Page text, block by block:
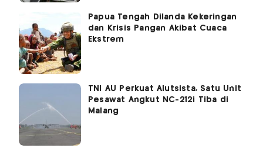
Papua Tengah Dilanda Kekeringan
dan Krisis Pangan Akibat Cuaca
Ekstrem
TNI AU Perkuat Alutsista, Satu Unit
Pesawat Angkut NC-212i Tiba di
Malang